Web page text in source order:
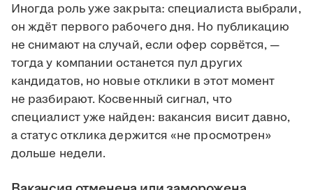
Иногда роль уже закрыта: специалиста выбрали,
он ждёт первого рабочего дня. Но публикацию
не снимают на случай, если офер сорвётся, —
тогда у компании останется пул других
кандидатов, но новые отклики в этот момент
не разбирают. Косвенный сигнал, что
специалист уже найден: вакансия висит давно,
а статус отклика держится «не просмотрен»
дольше недели.